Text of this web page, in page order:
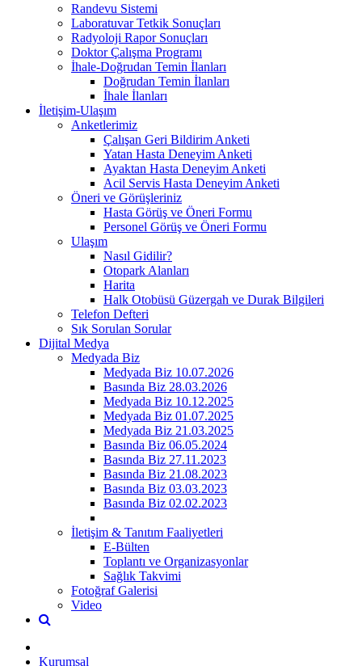
Randevu Sistemi
Laboratuvar Tetkik Sonuçları
Radyoloji Rapor Sonuçları
Doktor Çalışma Programı
İhale-Doğrudan Temin İlanları
Doğrudan Temin İlanları
İhale İlanları
İletişim-Ulaşım
Anketlerimiz
Çalışan Geri Bildirim Anketi
Yatan Hasta Deneyim Anketi
Ayaktan Hasta Deneyim Anketi
Acil Servis Hasta Deneyim Anketi
Öneri ve Görüşleriniz
Hasta Görüş ve Öneri Formu
Personel Görüş ve Öneri Formu
Ulaşım
Nasıl Gidilir?
Otopark Alanları
Harita
Halk Otobüsü Güzergah ve Durak Bilgileri
Telefon Defteri
Sık Sorulan Sorular
Dijital Medya
Medyada Biz
Medyada Biz 10.07.2026
Basında Biz 28.03.2026
Medyada Biz 10.12.2025
Medyada Biz 01.07.2025
Medyada Biz 21.03.2025
Basında Biz 06.05.2024
Basında Biz 27.11.2023
Basında Biz 21.08.2023
Basında Biz 03.03.2023
Basında Biz 02.02.2023
İletişim & Tanıtım Faaliyetleri
E-Bülten
Toplantı ve Organizasyonlar
Sağlık Takvimi
Fotoğraf Galerisi
Video
Kurumsal